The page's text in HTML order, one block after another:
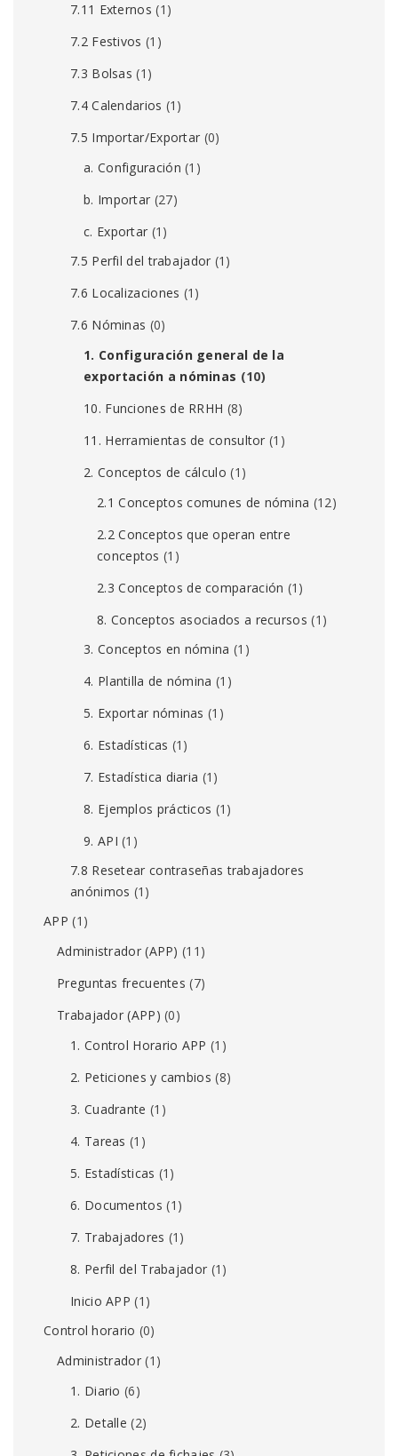
7.11 Externos (1)
7.2 Festivos (1)
7.3 Bolsas (1)
7.4 Calendarios (1)
7.5 Importar/Exportar (0)
a. Configuración (1)
b. Importar (27)
c. Exportar (1)
7.5 Perfil del trabajador (1)
7.6 Localizaciones (1)
7.6 Nóminas (0)
1. Configuración general de la
exportación a nóminas (10)
10. Funciones de RRHH (8)
11. Herramientas de consultor (1)
2. Conceptos de cálculo (1)
2.1 Conceptos comunes de nómina (12)
2.2 Conceptos que operan entre
conceptos (1)
2.3 Conceptos de comparación (1)
8. Conceptos asociados a recursos (1)
3. Conceptos en nómina (1)
4. Plantilla de nómina (1)
5. Exportar nóminas (1)
6. Estadísticas (1)
7. Estadística diaria (1)
8. Ejemplos prácticos (1)
9. API (1)
7.8 Resetear contraseñas trabajadores
anónimos (1)
APP (1)
Administrador (APP) (11)
Preguntas frecuentes (7)
Trabajador (APP) (0)
1. Control Horario APP (1)
2. Peticiones y cambios (8)
3. Cuadrante (1)
4. Tareas (1)
5. Estadísticas (1)
6. Documentos (1)
7. Trabajadores (1)
8. Perfil del Trabajador (1)
Inicio APP (1)
Control horario (0)
Administrador(1)
1. Diario (6)
2. Detalle (2)